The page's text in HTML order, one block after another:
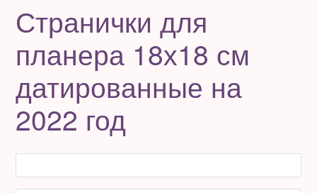
Все курсы
Мои курсы
Личный кабинет
Цифровые товары
Странички для
планера 18х18 см
датированные на
2022 год